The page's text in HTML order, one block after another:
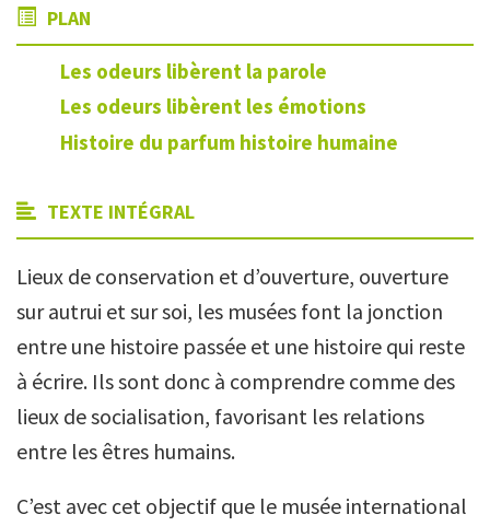
PLAN
Les odeurs libèrent la parole
Les odeurs libèrent les émotions
Histoire du parfum histoire humaine
TEXTE INTÉGRAL
Lieux de conservation et d’ouverture, ouverture
sur autrui et sur soi, les musées font la jonction
entre une histoire passée et une histoire qui reste
à écrire. Ils sont donc à comprendre comme des
lieux de socialisation, favorisant les relations
entre les êtres humains.
C’est avec cet objectif que le musée international